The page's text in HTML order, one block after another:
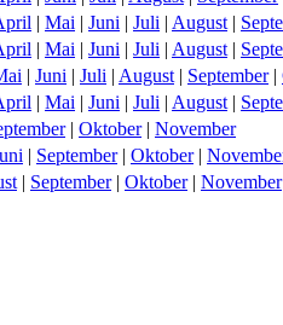
| Mai | Juni | Juli | August |
| Mai | Juni | Juli | August |
| Juni | Juli | August | September|
| Mai | Juni | Juli | August |
| Oktober| November
| September| Oktober|
| September| Oktober| November